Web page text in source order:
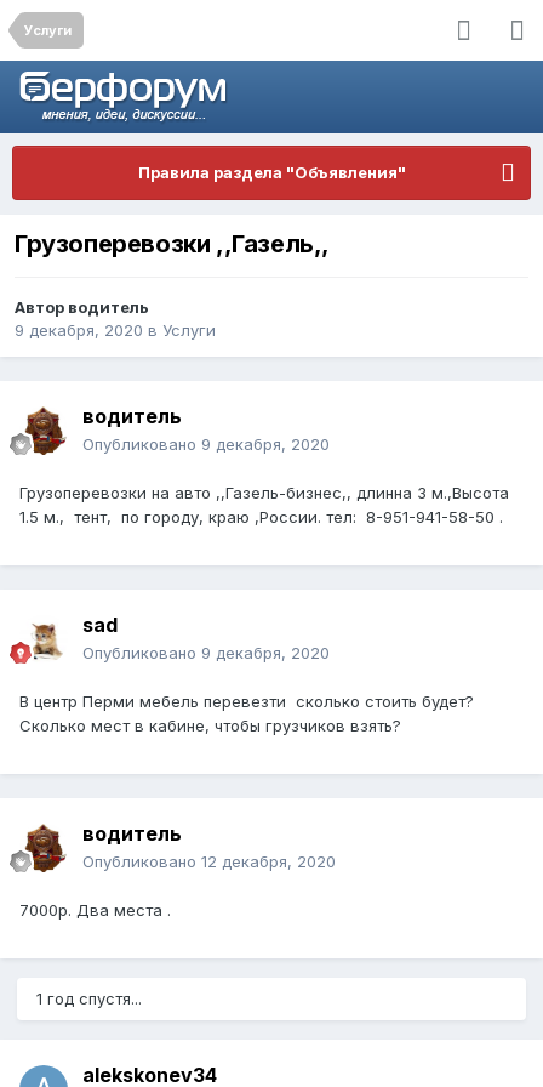
Услуги
Правила раздела "Объявления"
Грузоперевозки ,,Газель,,
Автор водитель
9 декабря, 2020 в Услуги
водитель
Опубликовано 9 декабря, 2020
Грузоперевозки на авто ,,Газель-бизнес,, длинна 3 м.,Высота
1.5 м., тент, по городу, краю ,России. тел: 8-951-941-58-50 .
sad
Опубликовано 9 декабря, 2020
В центр Перми мебель перевезти сколько стоить будет?
Сколько мест в кабине, чтобы грузчиков взять?
водитель
Опубликовано 12 декабря, 2020
7000р. Два места .
1 год спустя...
alekskonev34